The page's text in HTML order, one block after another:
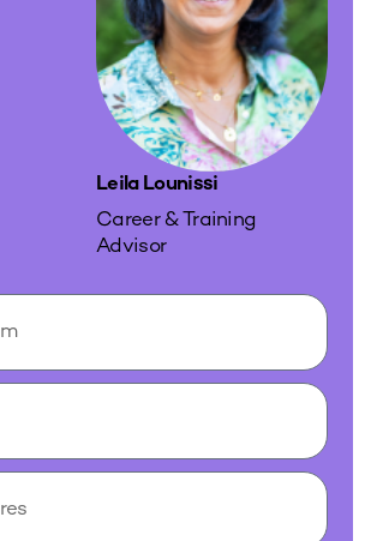
Leila Lounissi
Career & Training
Advisor